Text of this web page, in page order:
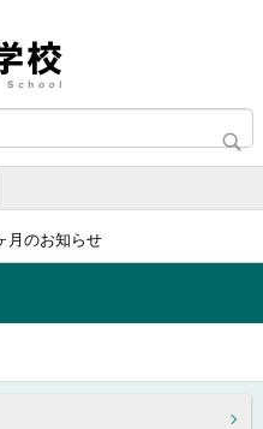
月のお知らせ